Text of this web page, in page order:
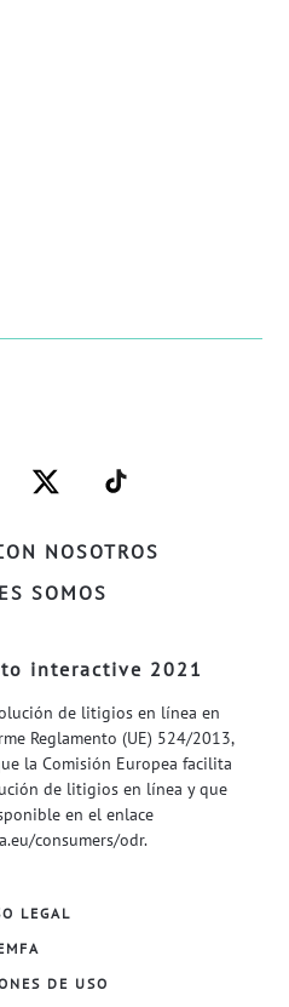
NOSOTROS
SOMOS
–
TWITTER–
–
WELIFE–
interactive 2021
de litigios en línea en
Reglamento (UE) 524/2013,
la Comisión Europea facilita
de litigios en línea y que
en el enlace
consumers/odr.
LEGAL
DE USO